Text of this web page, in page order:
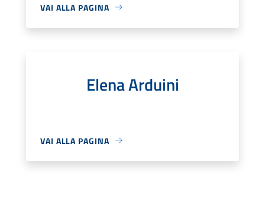
VAI ALLA PAGINA
Elena Arduini
VAI ALLA PAGINA